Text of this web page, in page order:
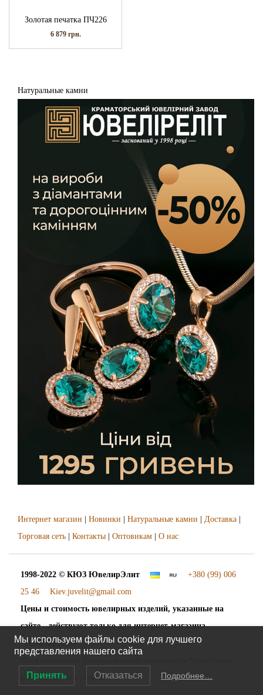
Золотая печатка ПЧ226
6 879 грн.
Натуральные камни
Интернет магазин Новинки Натуральные камни Доставка
Торговая сеть
Контакты Оптовикам О нас
1998-2022 © КЮЗ ЮвелирЭлит
+380 (99) 006
25 46
Kiev.juvelit@gmail.com
Цены и стоимость ювелирных изделий, указанные на
сайте - действуют только для интернет-магазина
"ЮвелирЭлит".
во все города и сёла Украины
Мы используем файлы cookie для лучшего
представления нашего сайта
Принять Отказаться Подробнее…